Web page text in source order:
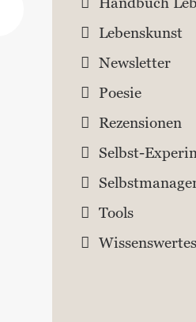
Lebenskunst
Newsletter
Poesie
Rezensionen
Selbst-
Tools
Wissenswertes